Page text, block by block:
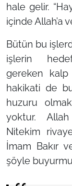
hale gelir.
içinde Allah’a
Bütün bu
işlerin
gereken
hakikati de
huzuru
yoktur.
Nitekim
İmam Bakır
şöyle